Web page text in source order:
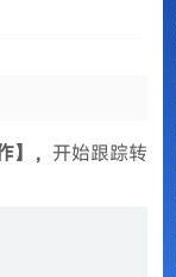
， 开始跟踪转